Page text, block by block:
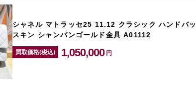
シャネル マトラッセ25 11.12 クラシック ハンドバ
スキン シャンパンゴールド金具 A01112
買取価格(税込) 1,050,000 円